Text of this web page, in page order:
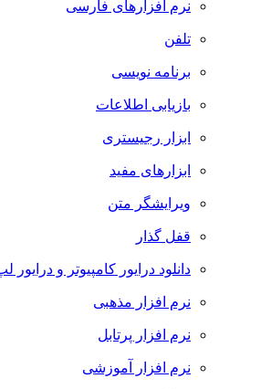
نرم افزارهای فارسی
تلفن
برنامه نویسی
بازیابی اطلاعات
ابزار رجیستری
ابزارهای مفید
ویرایشگر متن
قفل گذار
دانلود درایور کامپیوتر و درایور لپ تاپ
نرم افزار مذهبی
نرم افزار پرتابل
نرم افزار آموزشی